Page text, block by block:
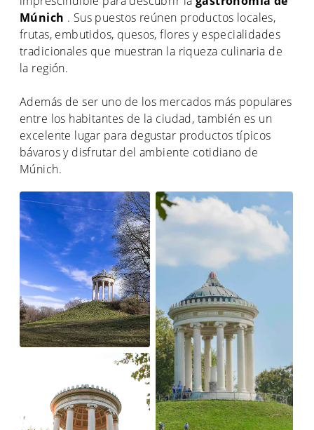
Múnich . Sus puestos reúnen productos locales,
frutas, embutidos, quesos, flores y especialidades
tradicionales que muestran la riqueza culinaria de
la región.
Además de ser uno de los mercados más populares
entre los habitantes de la ciudad, también es un
excelente lugar para degustar productos típicos
bávaros y disfrutar del ambiente cotidiano de
Múnich.